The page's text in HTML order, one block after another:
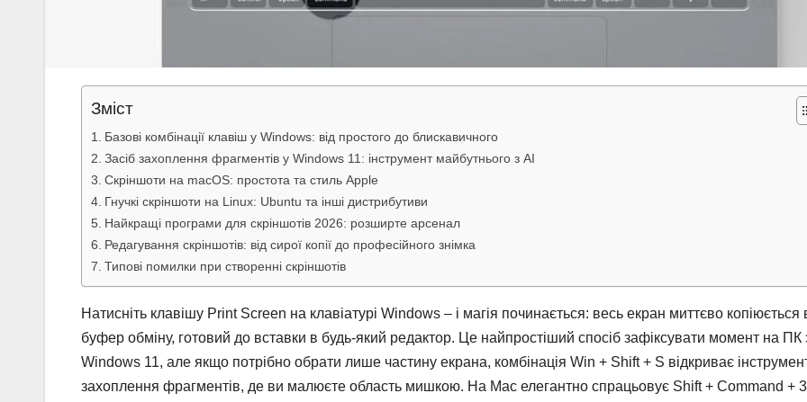
Зміст
Базові комбінації клавіш у Windows: від простого до блискавичного
Засіб захоплення фрагментів у Windows 11: інструмент майбутнього з AI
Скріншоти на macOS: простота та стиль Apple
Гнучкі скріншоти на Linux: Ubuntu та інші дистрибутиви
Найкращі програми для скріншотів 2026: розширте арсенал
Редагування скріншотів: від сирої копії до професійного знімка
Типові помилки при створенні скріншотів
Натисніть клавішу Print Screen на клавіатурі Windows – і магія починається: весь екран миттєво копіюється
буфер обміну, готовий до вставки в будь-який редактор. Це найпростіший спосіб зафіксувати момент на ПК
Windows 11, але якщо потрібно обрати лише частину екрана, комбінація Win + Shift + S відкриває
захоплення фрагментів, де ви малюєте область мишкою. На Mac елегантно спрацьовує Shift + Command +